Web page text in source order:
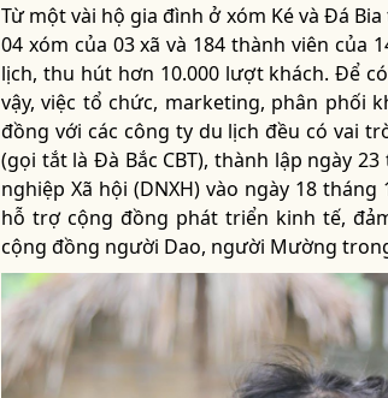
Từ một vài hộ gia đình ở xóm Ké và Đá
04 xóm của 03 xã và 184 thành viên của
lịch, thu hút hơn 10.000 lượt khách. Để
vậy, việc tổ chức, marketing, phân phối
đồng với các công ty du lịch đều có vai
(gọi tắt là Đà Bắc CBT), thành lập ngày
nghiệp Xã hội (DNXH) vào ngày 18
hỗ trợ cộng đồng phát triển kinh tế,
cộng đồng người Dao, người Mường